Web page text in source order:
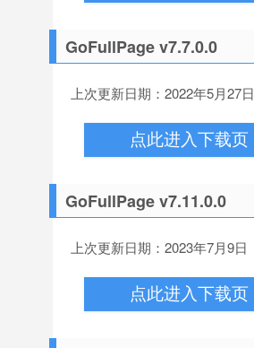
GoFullPage v7.7.0.0
上次更新日期：2022年5月27日
点此进入下载页
GoFullPage v7.11.0.0
上次更新日期：2023年7月9日
点此进入下载页